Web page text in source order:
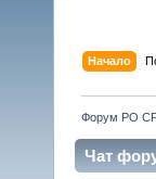
Начало
Форум РО
Чат